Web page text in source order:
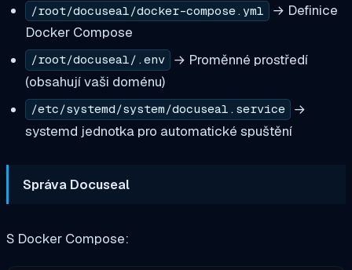
/root/docuseal/docker-compose.yml
→ Definice
Docker Compose
/root/docuseal/.env
→ Proměnné prostředí
(obsahují vaši doménu)
/etc/systemd/system/docuseal.service
→
systemd jednotka pro automatické spuštění
Správa Docuseal
S Docker Compose: